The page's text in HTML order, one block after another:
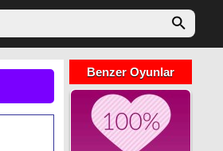
Benzer Oyunlar